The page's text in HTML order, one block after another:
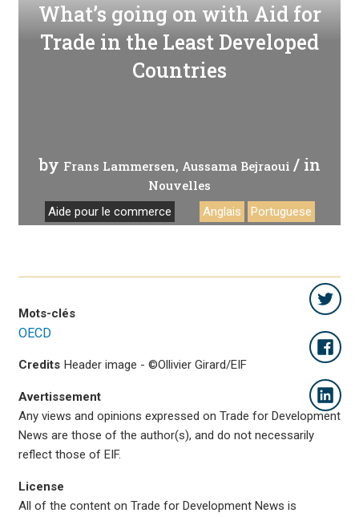
What’s going on with Aid for
Trade in the Least Developed
Countries
by Frans Lammersen Aussama Bejraoui / in
Nouvelles
Aide pour le commerce Anglais Portuguese
Mots-clés
OECD
Credits Header image - ©Ollivier Girard/EIF
Avertissement
Any views and opinions expressed on Trade for Development
News are those of the author(s), and do not necessarily
reflect those of EIF.
License
All of the content on Trade for Development News is